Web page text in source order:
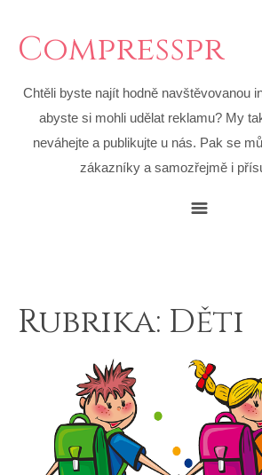
Compresspr
Chtěli byste najít hodně navštěvovanou
abyste si mohli udělat reklamu? My
neváhejte a publikujte u nás. Pak se
zákazníky a samozřejmě i
Rubrika: Děti